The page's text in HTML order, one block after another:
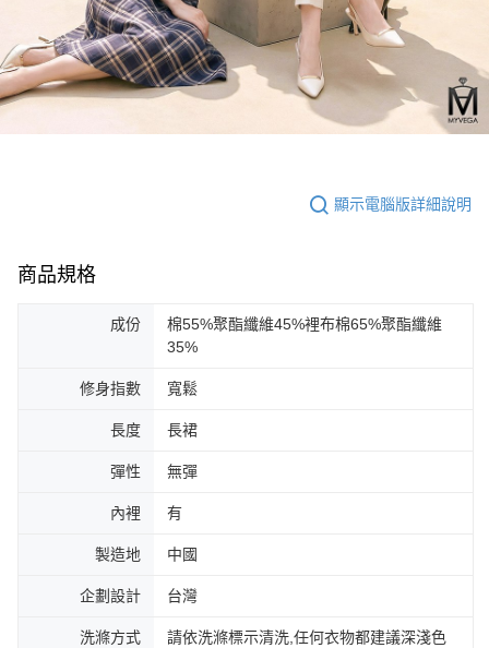
顯示電腦版詳細說明
商品規格
成份
棉55%聚酯纖維45%裡布棉65%聚酯纖維
35%
修身指數 寬鬆
長度 長裙
彈性 無彈
內裡 有
製造地 中國
企劃設計 台灣
洗滌方式
請依洗滌標示清洗,任何衣物都建議深淺色